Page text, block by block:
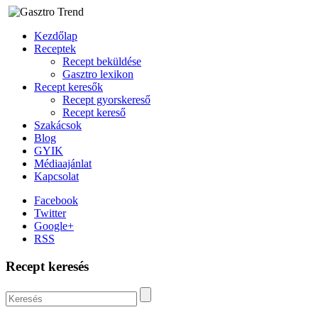
Kezdőlap
Receptek
Recept beküldése
Gasztro lexikon
Recept keresők
Recept gyorskereső
Recept kereső
Szakácsok
Blog
GYIK
Médiaajánlat
Kapcsolat
Facebook
Twitter
Google+
RSS
Recept keresés